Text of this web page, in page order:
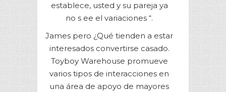
establece, usted y su pareja ya
no s ee el variaciones “.
James pero ¿Qué tienden a estar
interesados convertirse casado.
Toyboy Warehouse promueve
varios tipos de interacciones en
una área de apoyo de mayores